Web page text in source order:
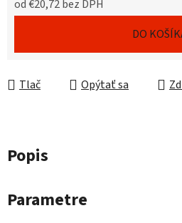
od€20,72bez DPH
DO
Tlač Opýtať sa
Popis
Parametre